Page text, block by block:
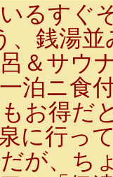
るすぐ
、銭湯
＆サウ
泊ニ食
お得だ
に行っ
が、ち